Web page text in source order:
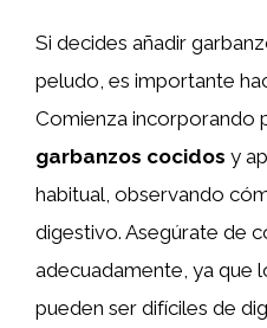
Si decides añadir
peludo, es importante
Comienza incorporando
garbanzos cocidos y
habitual, observando
digestivo. Asegúrate de
adecuadamente, ya que
pueden ser difíciles de